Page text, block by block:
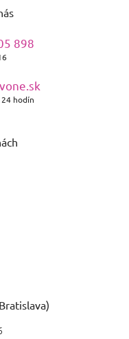
898
hodín